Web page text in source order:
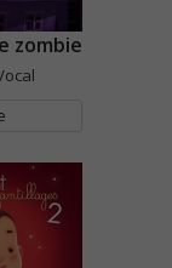
zombie